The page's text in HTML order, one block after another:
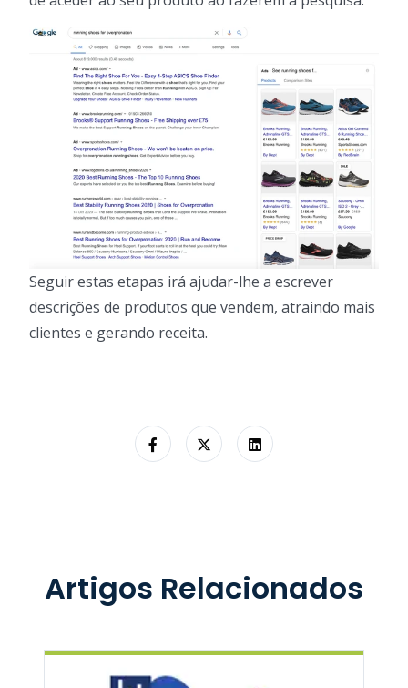
Seguir estas etapas irá ajudar-lhe a escrever
descrições de produtos que vendem, atraindo mais
clientes e gerando receita.
Artigos Relacionados